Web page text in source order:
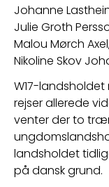
Johanne
Julie Groth
Malou Mørch
Nikoline Skov
W17-
rejser allerede
venter der to
landsholdet
på dansk grund.